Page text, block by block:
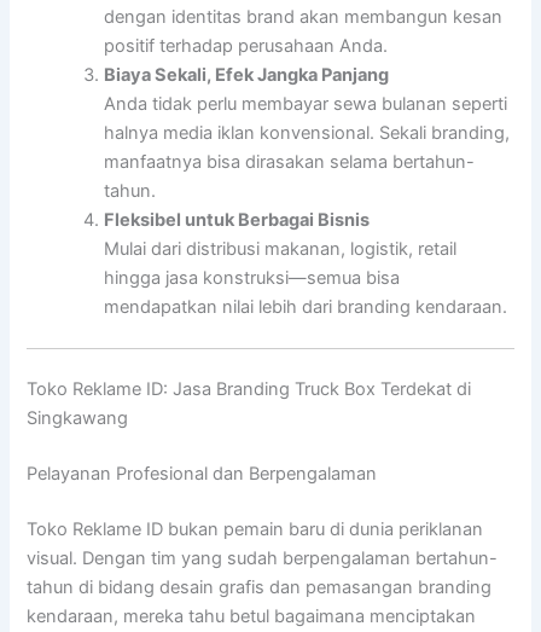
dengan identitas brand akan membangun kesan
positif terhadap perusahaan Anda.
Biaya Sekali, Efek Jangka Panjang
Anda tidak perlu membayar sewa bulanan seperti
halnya media iklan konvensional. Sekali branding,
manfaatnya bisa dirasakan selama bertahun-
tahun.
Fleksibel untuk Berbagai Bisnis
Mulai dari distribusi makanan, logistik, retail
hingga jasa konstruksi—semua bisa
mendapatkan nilai lebih dari branding kendaraan.
Toko Reklame ID: Jasa Branding Truck Box Terdekat di
Singkawang
Pelayanan Profesional dan Berpengalaman
Toko Reklame ID bukan pemain baru di dunia periklanan
visual. Dengan tim yang sudah berpengalaman bertahun-
tahun di bidang desain grafis dan pemasangan branding
kendaraan, mereka tahu betul bagaimana menciptakan